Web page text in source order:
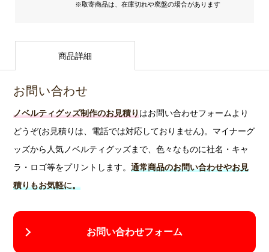
※取寄商品は、在庫切れや廃盤の場合があります
商品詳細
お問い合わせ
ノベルティグッズ制作のお見積りはお問い合わせフォームより
どうぞ(お見積りは、電話では対応しておりません)。マイナーグ
ッズから人気ノベルティグッズまで、色々なものに社名・キャ
ラ・ロゴ等をプリントします。通常商品のお問い合わせやお見
積りもお気軽に。
お問い合わせフォーム